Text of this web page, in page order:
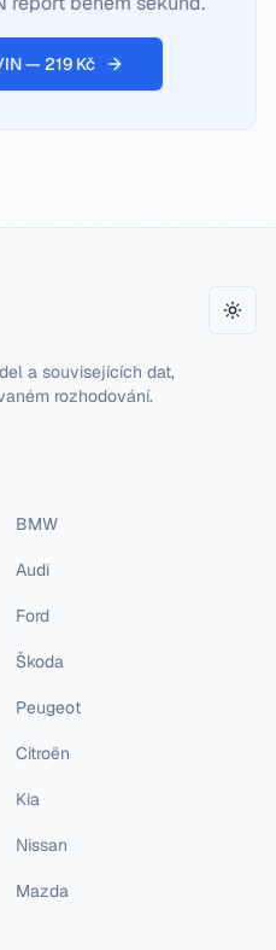
— 219 Kč
a souvisejících dat,
rozhodování.
BMW
Audi
Ford
Škoda
Peugeot
Citroën
Kia
Nissan
Mazda